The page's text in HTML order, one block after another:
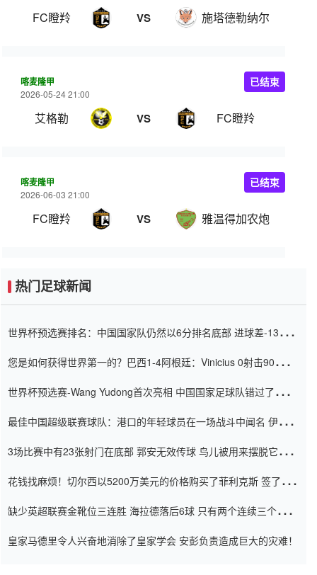
FC瞪羚 VS 施塔德勒纳尔
喀麦隆甲
2026-05-24 21:00
艾格勒 VS FC瞪羚
已结束
喀麦隆甲
2026-06-03 21:00
FC瞪羚 VS 雅温得加农炮
已结束
热门足球新闻
世界杯预选赛排名：中国国家队仍然以6分排名底部 进球差-13令人
您是如何获得世界第一的？巴西1-4阿根廷：Vinicius 0射击90分钟
世界杯预选赛-Wang Yudong首次亮相 中国国家足球队错过了世界
最佳中国超级联赛球队：港口的年轻球员在一场战斗中闻名 伊万放
3场比赛中有23张射门在底部 郭安无效传球 鸟儿被用来摆脱它
花钱找麻烦！切尔西以5200万美元的价格购买了菲利克斯 签了7年
缺少英超联赛金靴位三连胜 海拉德落后6球 只有两个连续三个连续
皇家马德里令人兴奋地消除了皇家学会 安彭负责造成巨大的灾难！